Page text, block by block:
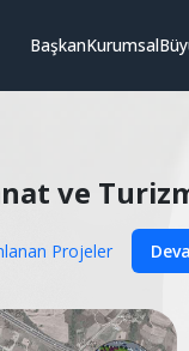
BaşkanKurumsal
ve
Projeler